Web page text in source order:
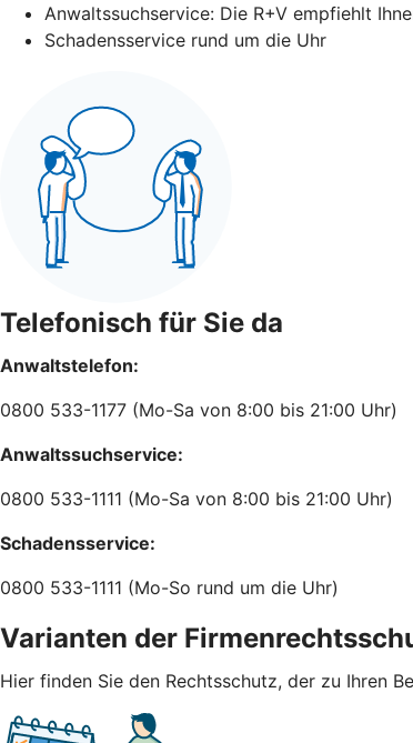
Anwaltssuchservice: Die R+V empfiehlt
Schadensservice rund um die Uhr
Telefonisch für Sie da
Anwaltstelefon:
0800 533-1177 (Mo-Sa von 8:00 bis 21:00 Uhr)
Anwaltssuchservice:
0800 533-1111 (Mo-Sa von 8:00 bis 21:00 Uhr)
Schadensservice:
0800 533-1111 (Mo-So rund um die Uhr)
Varianten der
Hier finden Sie den Rechtsschutz, der zu Ihren